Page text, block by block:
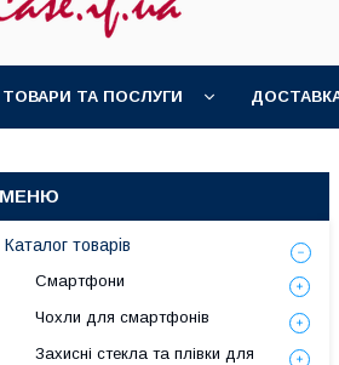
ТОВАРИ ТА ПОСЛУГИ
Каталог товарів
Смартфони
Чохли для смартфонів
Захисні стекла та плівки для